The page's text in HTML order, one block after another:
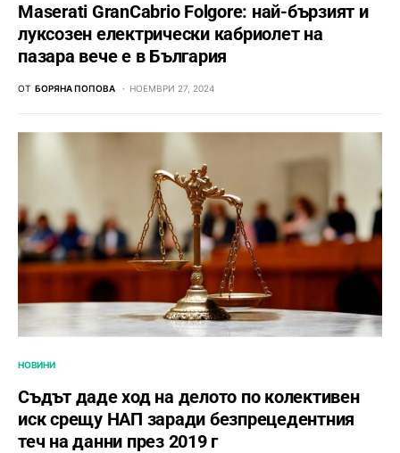
Maserati GranCabrio Folgore: най-бързият и
луксозен електрически кабриолет на
пазара вече е в България
ОТ БОРЯНА ПОПОВА НОЕМВРИ 27, 2024
НОВИНИ
Съдът даде ход на делото по колективен
иск срещу НАП заради безпрецедентния
теч на данни през 2019 г